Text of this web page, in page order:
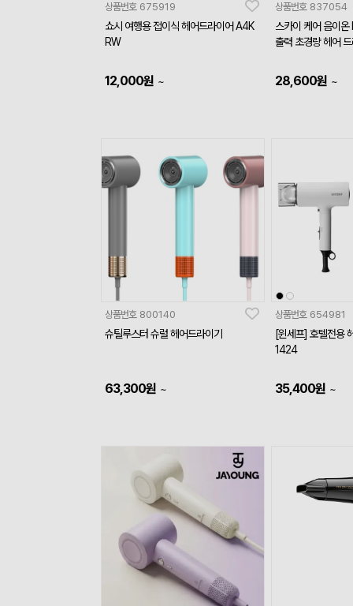
상품번호 675919
쇼시 여행용 접이식 헤어드라이어 A4K
RW
12,000원 ~
상품번호 837054
스카이 케어 음이
출력 초경량 헤어
28,600원 ~
상품번호 800140
슈틸루스터 슈럴 헤어드라이기
63,300원 ~
상품번호 654981
[윈세프] 호텔전용
1424
35,400원 ~